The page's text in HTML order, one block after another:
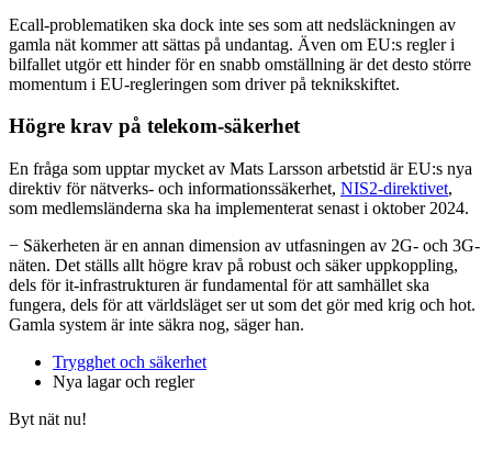
Ecall-problematiken ska dock inte ses som att nedsläckningen av
gamla nät kommer att sättas på undantag. Även om EU:s regler i
bilfallet utgör ett hinder för en snabb omställning är det desto större
momentum i EU-regleringen som driver på teknikskiftet.
Högre krav på telekom-säkerhet
En fråga som upptar mycket av Mats Larsson arbetstid är EU:s nya
direktiv för nätverks- och informationssäkerhet, NIS2-direktivet,
som medlemsländerna ska ha implementerat senast i oktober 2024.
− Säkerheten är en annan dimension av utfasningen av 2G- och 3G-
näten. Det ställs allt högre krav på robust och säker uppkoppling,
dels för it-infrastrukturen är fundamental för att samhället ska
fungera, dels för att världsläget ser ut som det gör med krig och hot.
Gamla system är inte säkra nog, säger han.
Trygghet och säkerhet
Nya lagar och regler
Byt nät nu!